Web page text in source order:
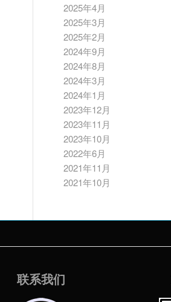
2025年4月
2025年3月
2025年2月
2024年9月
2024年8月
2024年3月
2024年1月
2023年12月
2023年11月
2023年10月
2022年6月
2021年11月
2021年10月
联系我们